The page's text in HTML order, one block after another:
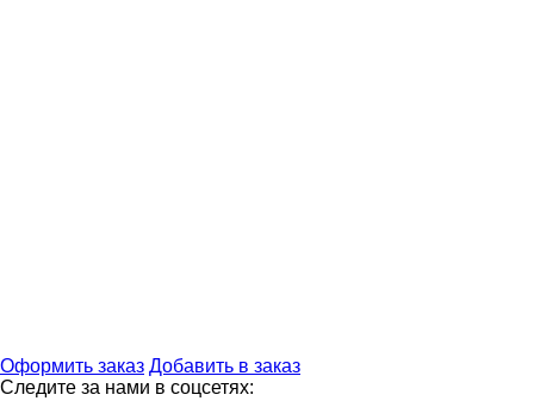
Оформить заказ Добавить в заказ
Следите за нами в соцсетях: